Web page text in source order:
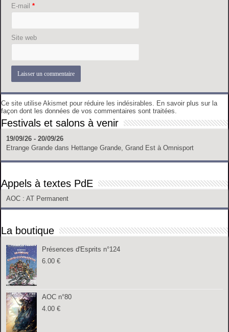
E-mail*
Site web
Ce site utilise Akismet pour réduire les indésirables.
En savoir plus sur la
façon dont les données de vos commentaires sont traitées
Festivals et salons à venir
19/09/26 - 20/09/26
Etrange Grande dans Hettange Grande, Grand Est à Omnisport
Appels à textes PdE
AOC : AT Permanent
La boutique
Présences d'Esprits n°124
6.00€
AOC n°80
4.00€